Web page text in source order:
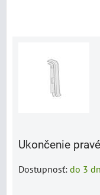
Ukončenie
Dostupnosť: do 3